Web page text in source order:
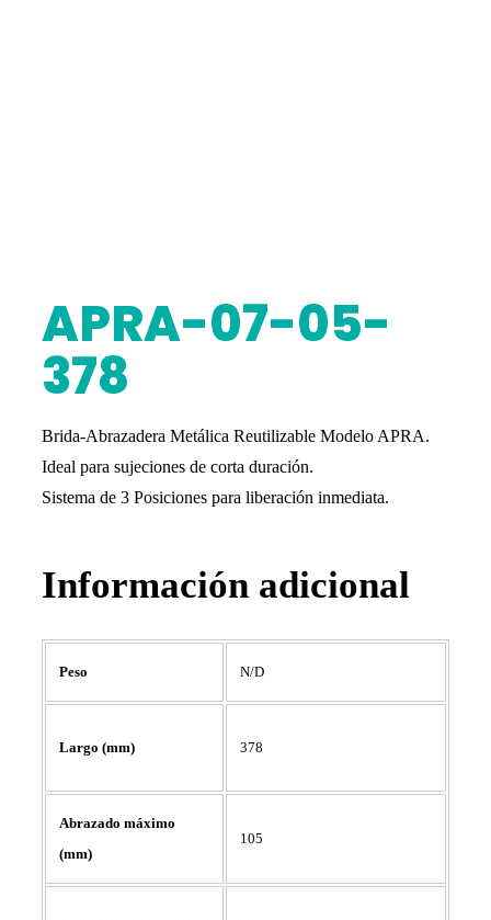
APRA-07-05-
378
Brida-Abrazadera Metálica Reutilizable Modelo APRA.
Ideal para sujeciones de corta duración.
Sistema de 3 Posiciones para liberación inmediata.
Información adicional
Peso N/D
Largo (mm) 378
Abrazado máximo
(mm)
105